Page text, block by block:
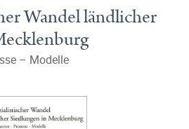
Wandel ländlicher
– Modelle